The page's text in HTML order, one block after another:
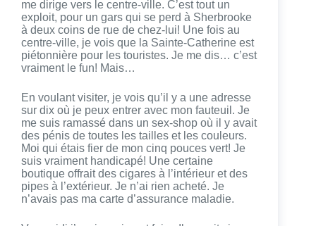
me dirige vers le centre-ville. C’est tout un
exploit, pour un gars qui se perd à Sherbrooke
à deux coins de rue de chez-lui! Une fois au
centre-ville, je vois que la Sainte-Catherine est
piétonnière pour les touristes. Je me dis… c’est
vraiment le fun! Mais…
En voulant visiter, je vois qu’il y a une adresse
sur dix où je peux entrer avec mon fauteuil. Je
me suis ramassé dans un sex-shop où il y avait
des pénis de toutes les tailles et les couleurs.
Moi qui étais fier de mon cinq pouces vert! Je
suis vraiment handicapé! Une certaine
boutique offrait des cigares à l’intérieur et des
pipes à l’extérieur. Je n’ai rien acheté. Je
n’avais pas ma carte d’assurance maladie.